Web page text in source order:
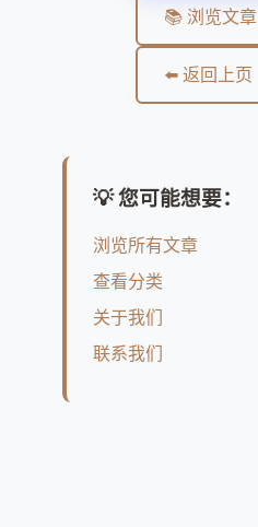
📚 浏览文章
⬅️ 返回上页
💡 您可能想要：
浏览所有文章
查看分类
关于我们
联系我们